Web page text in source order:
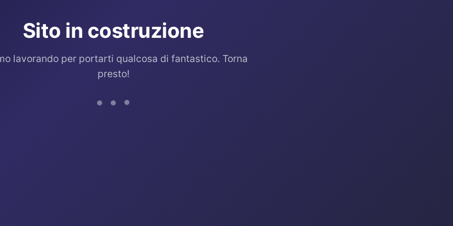
Sito in costruzione
lavorando per portarti qualcosa di fantastico. Torna
presto!